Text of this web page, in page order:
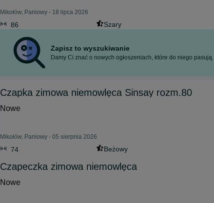
Mikołów, Paniowy - 18 lipca 2026
86 Szary
Zapisz to wyszukiwanie
Damy Ci znać o nowych ogłoszeniach, które do niego pasują.
Czapka zimowa niemowlęca Sinsay rozm.80
Nowe
Mikołów, Paniowy - 05 sierpnia 2026
74 Beżowy
Czapeczka zimowa niemowlęca
Nowe